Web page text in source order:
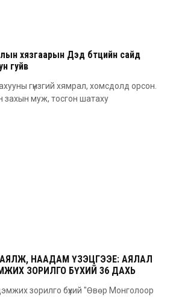
хязгаарын Дэд бүтцийн сайд
гуйв
гүнзгий хямрал, хомсдолд орсон.
захын муж, тосгон шатаху
НААДАМ ҮЗЭЦГЭЭЕ: АЯЛАЛ
ЗОРИЛГО БҮХИЙ 36 ДАХЬ
зорилго бүхий "Өвөр Монголоор